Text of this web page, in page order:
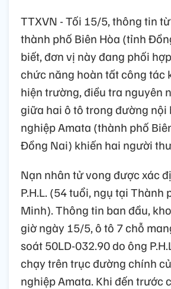
TTXVN - Tối 15/5, thông tin
thành phố Biên Hòa (tỉnh
biết, đơn vị này đang phối
chức năng hoàn tất công tác
hiện trường, điều tra nguyên
giữa hai ô tô trong đường nội
nghiệp Amata (thành phố
Đồng Nai) khiến hai người
Nạn nhân tử vong được xác
P.H.L. (54 tuổi, ngụ tại Thành
Minh). Thông tin ban đầu,
giờ ngày 15/5, ô tô 7 chỗ
soát 50LD-032.90 do ông
chạy trên trục đường chính
nghiệp Amata. Khi đến trước